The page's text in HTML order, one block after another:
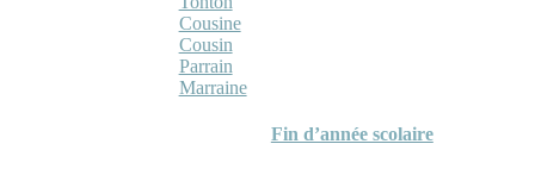
Cousine
Cousin
Parrain
Marraine
Fin d’année scolaire